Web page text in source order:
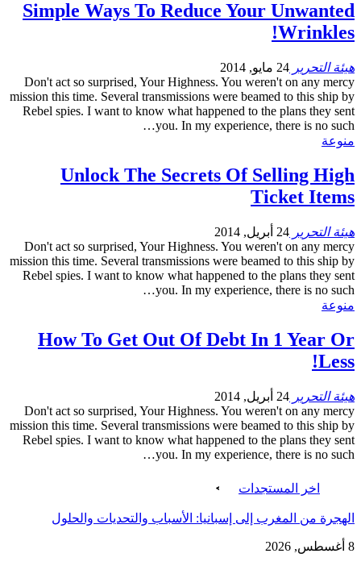
Simple Ways To Reduce Your Unwanted
Wrinkles!
هيئة التحرير 24 مايو, 2014
Don't act so surprised, Your Highness. You weren't on any mercy
mission this time. Several transmissions were beamed to this ship by
Rebel spies. I want to know what happened to the plans they sent
you. In my experience, there is no such…
منوعة
Unlock The Secrets Of Selling High
Ticket Items
هيئة التحرير 24 أبريل, 2014
Don't act so surprised, Your Highness. You weren't on any mercy
mission this time. Several transmissions were beamed to this ship by
Rebel spies. I want to know what happened to the plans they sent
you. In my experience, there is no such…
منوعة
How To Get Out Of Debt In 1 Year Or
Less!
هيئة التحرير 24 أبريل, 2014
Don't act so surprised, Your Highness. You weren't on any mercy
mission this time. Several transmissions were beamed to this ship by
Rebel spies. I want to know what happened to the plans they sent
you. In my experience, there is no such…
اخر المستجدات
الهجرة من المغرب إلى إسبانيا: الأسباب والتحديات والحلول
8 أغسطس, 2026